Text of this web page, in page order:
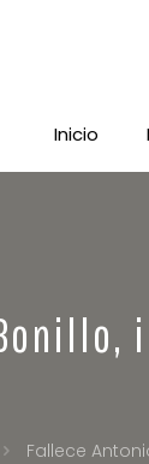
Inicio
Fallece